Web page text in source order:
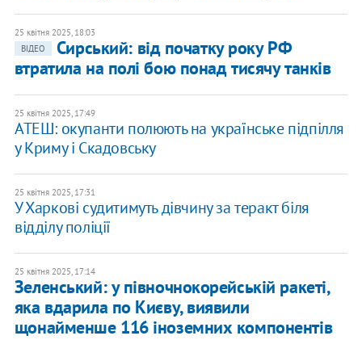
25 квітня 2025, 18:03
ВІДЕО
Сирський: від початку року РФ
втратила на полі бою понад тисячу танків
25 квітня 2025, 17:49
АТЕШ: окупанти полюють на українське підпілля
у Криму і Скадовську
25 квітня 2025, 17:31
У Харкові судитимуть дівчину за теракт біля
відділу поліції
25 квітня 2025, 17:14
Зеленський: у півночнокорейській ракеті,
яка вдарила по Києву, виявили
щонайменше 116 іноземних компонентів